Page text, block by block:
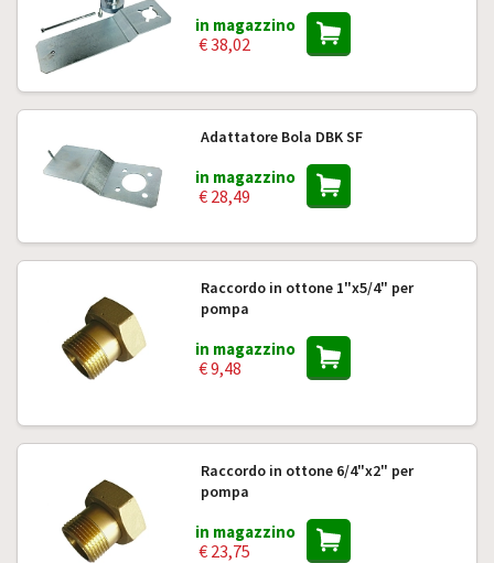
in magazzino
€ 38,02
Adattatore Bola DBK SF
in magazzino
€ 28,49
Raccordo in ottone 1"x5/4" per
pompa
in magazzino
€ 9,48
Raccordo in ottone 6/4"x2" per
pompa
in magazzino
€ 23,75